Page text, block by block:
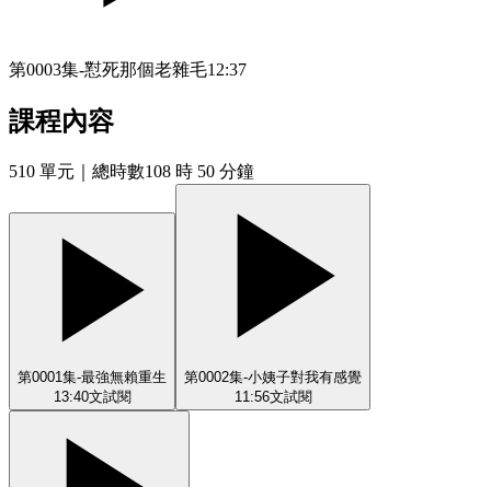
第0003集-懟死那個老雜毛12:37
課程內容
510 單元 ｜總時數108 時 50 分鐘
第0001集-最強無賴重生
13:40文試閱
第0002集-小姨子對我有感覺
11:56文試閱